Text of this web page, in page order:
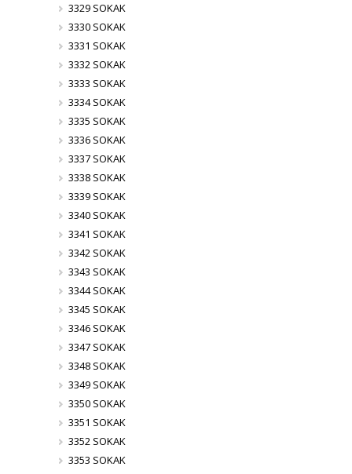
3329 SOKAK
3330 SOKAK
3331 SOKAK
3332 SOKAK
3333 SOKAK
3334 SOKAK
3335 SOKAK
3336 SOKAK
3337 SOKAK
3338 SOKAK
3339 SOKAK
3340 SOKAK
3341 SOKAK
3342 SOKAK
3343 SOKAK
3344 SOKAK
3345 SOKAK
3346 SOKAK
3347 SOKAK
3348 SOKAK
3349 SOKAK
3350 SOKAK
3351 SOKAK
3352 SOKAK
3353 SOKAK